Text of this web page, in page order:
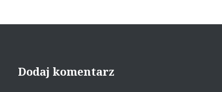
Dodaj komentarz